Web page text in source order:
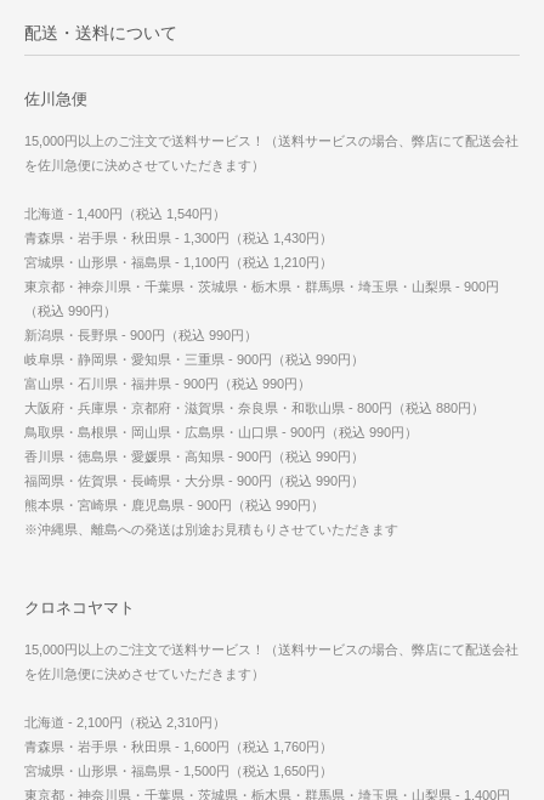
配送・送料について
佐川急便
15,000円以上のご注文で送料サービス！（送料サービスの場合、弊店にて配送会社
を佐川急便に決めさせていただきます）
北海道 - 1,400円（税込 1,540円）
青森県・岩手県・秋田県 - 1,300円（税込 1,430円）
宮城県・山形県・福島県 - 1,100円（税込 1,210円）
東京都・神奈川県・千葉県・茨城県・栃木県・群馬県・埼玉県・山梨県 - 900円
（税込 990円）
新潟県・長野県 - 900円（税込 990円）
岐阜県・静岡県・愛知県・三重県 - 900円（税込 990円）
富山県・石川県・福井県 - 900円（税込 990円）
大阪府・兵庫県・京都府・滋賀県・奈良県・和歌山県 - 800円（税込 880円）
鳥取県・島根県・岡山県・広島県・山口県 - 900円（税込 990円）
香川県・徳島県・愛媛県・高知県 - 900円（税込 990円）
福岡県・佐賀県・長崎県・大分県 - 900円（税込 990円）
熊本県・宮崎県・鹿児島県 - 900円（税込 990円）
※沖縄県、離島への発送は別途お見積もりさせていただきます
クロネコヤマト
15,000円以上のご注文で送料サービス！（送料サービスの場合、弊店にて配送会社
を佐川急便に決めさせていただきます）
北海道 - 2,100円（税込 2,310円）
青森県・岩手県・秋田県 - 1,600円（税込 1,760円）
宮城県・山形県・福島県 - 1,500円（税込 1,650円）
東京都・神奈川県・千葉県・茨城県・栃木県・群馬県・埼玉県・山梨県 - 1,400円